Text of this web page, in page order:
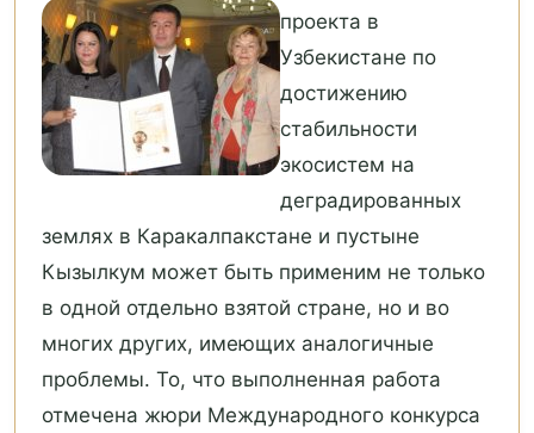
проекта в
Узбекистане по
достижению
стабильности
экосистем на
деградированных
землях в Каракалпакстане и пустыне
Кызылкум может быть применим не только
в одной отдельно взятой стране, но и во
многих других, имеющих аналогичные
проблемы. То, что выполненная работа
отмечена жюри Международного конкурса